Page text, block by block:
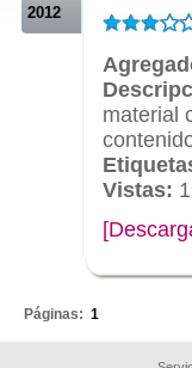
2012
material
Vistas:
Páginas: 1